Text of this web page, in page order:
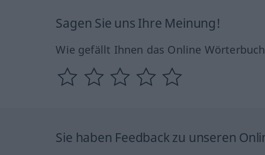
Sagen Sie uns Ihre Meinung!
Wie gefällt Ihnen das Online
Sie haben Feedback zu unseren